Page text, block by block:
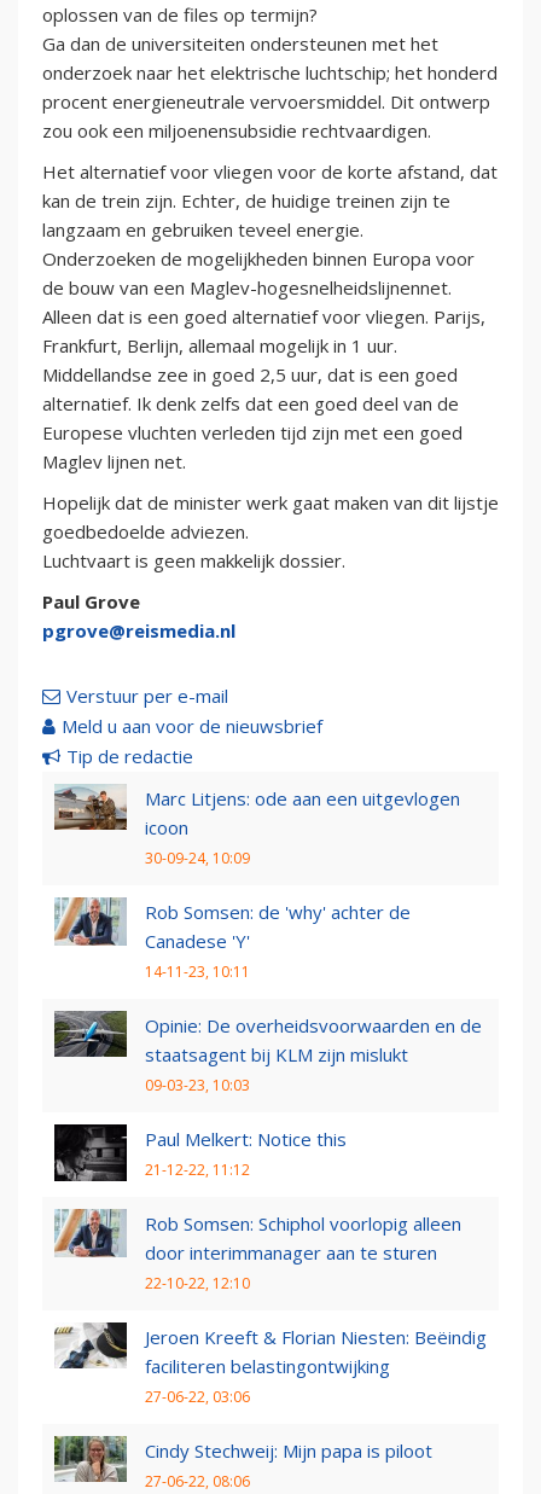
oplossen van de files op termijn?
Ga dan de universiteiten ondersteunen met het
onderzoek naar het elektrische luchtschip; het honderd
procent energieneutrale vervoersmiddel. Dit ontwerp
zou ook een miljoenensubsidie rechtvaardigen.
Het alternatief voor vliegen voor de korte afstand, dat
kan de trein zijn. Echter, de huidige treinen zijn te
langzaam en gebruiken teveel energie.
Onderzoeken de mogelijkheden binnen Europa voor
de bouw van een Maglev-hogesnelheidslijnennet.
Alleen dat is een goed alternatief voor vliegen. Parijs,
Frankfurt, Berlijn, allemaal mogelijk in 1 uur.
Middellandse zee in goed 2,5 uur, dat is een goed
alternatief. Ik denk zelfs dat een goed deel van de
Europese vluchten verleden tijd zijn met een goed
Maglev lijnen net.
Hopelijk dat de minister werk gaat maken van dit lijstje
goedbedoelde adviezen.
Luchtvaart is geen makkelijk dossier.
Paul Grove
pgrove@reismedia.nl
Verstuur per e-mail
Meld u aan voor de nieuwsbrief
Tip de redactie
Marc Litjens: ode aan een uitgevlogen
icoon
30-09-24, 10:09
Rob Somsen: de 'why' achter de
Canadese 'Y'
14-11-23, 10:11
Opinie: De overheidsvoorwaarden en de
staatsagent bij KLM zijn mislukt
09-03-23, 10:03
Paul Melkert: Notice this
21-12-22, 11:12
Rob Somsen: Schiphol voorlopig alleen
door interimmanager aan te sturen
22-10-22, 12:10
Jeroen Kreeft & Florian Niesten: Beëindig
faciliteren belastingontwijking
27-06-22, 03:06
Cindy Stechweij: Mijn papa is piloot
27-06-22, 08:06